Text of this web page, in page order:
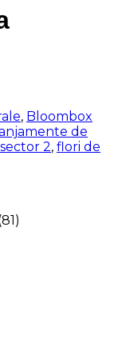
, Bloombox
de
2, flori de